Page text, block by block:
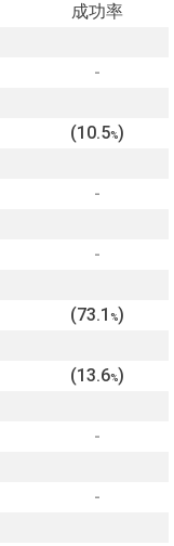
成功率
-
(10.5%)
-
-
(73.1 %)
(13.6%)
-
-